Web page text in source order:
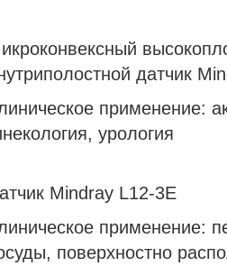
датчик
применение:
урология
Mindray L12-3E
применение:
поверхностно